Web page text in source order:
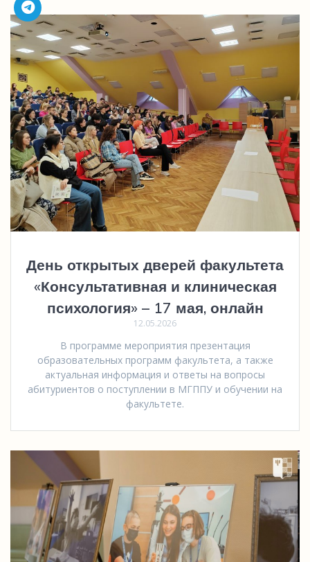
День открытых дверей факультета
«Консультативная и клиническая
психология» – 17 мая, онлайн
12.05.2026
В программе мероприятия презентация
образовательных программ факультета, а также
актуальная информация и ответы на вопросы
абитуриентов о поступлении в МГППУ и обучении на
факультете.